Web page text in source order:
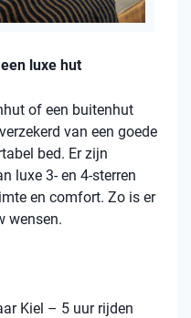
luxe hut
of een buitenhut
van een goede
bed. Er zijn
luxe 3- en 4-sterren
en comfort. Zo is er
wensen.
Kiel – 5 uur rijden